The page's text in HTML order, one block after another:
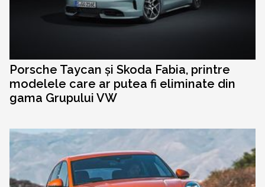
Porsche Taycan și Skoda Fabia, printre
modelele care ar putea fi eliminate din
gama Grupului VW